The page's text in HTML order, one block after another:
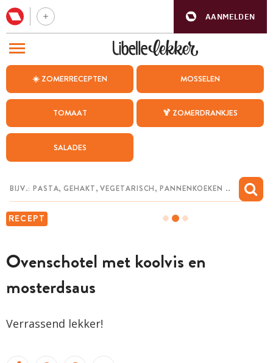
AANMELDEN
☀️ ZOMERRECEPTEN MOSSELEN
TOMAAT 🍹 ZOMERDRANKJES
SALADES
RECEPT
Ovenschotel met koolvis en
mosterdsaus
Verrassend lekker!
BEZOEK ONZE ANDERE WEBSITES
WEEKMENU
CHAT MET MAIA
MIJN BEWAARDE RECEPTEN